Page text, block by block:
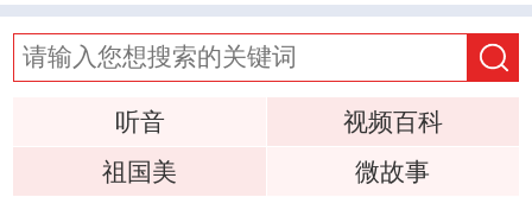
听音
视频百科
祖国美
微故事